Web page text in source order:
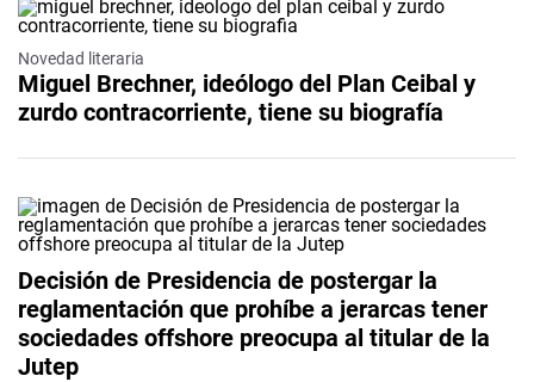
Novedad literaria
Miguel Brechner, ideólogo del Plan Ceibal y
zurdo contracorriente, tiene su biografía
Decisión de Presidencia de postergar la
reglamentación que prohíbe a jerarcas tener
sociedades offshore preocupa al titular de la
Jutep